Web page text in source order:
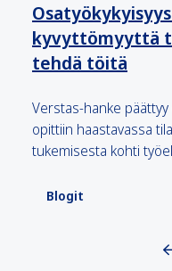
kyvyttömyyttä
tehdä töitä
Verstas-hanke
opittiin haastavassa
tukemisesta kohti
Blogit